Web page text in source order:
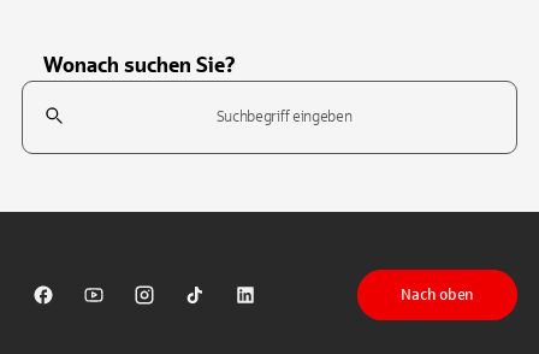
Wonach suchen Sie?
Suchfeld
Sparkasse auf Facebook
Sparkasse auf Youtube
Sparkasse auf Instagram
Sparkasse auf TikTok
Sparkasse auf LinkedIn
Nach oben